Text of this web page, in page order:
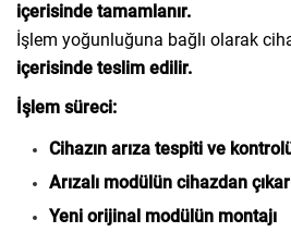
içerisinde tamamlanır.
İşlem yoğunluğuna bağlı olarak
içerisinde teslim edilir.
İşlem süreci:
Cihazın arıza tespiti ve
Arızalı modülün cihazdan
Yeni orijinal modülün montajı